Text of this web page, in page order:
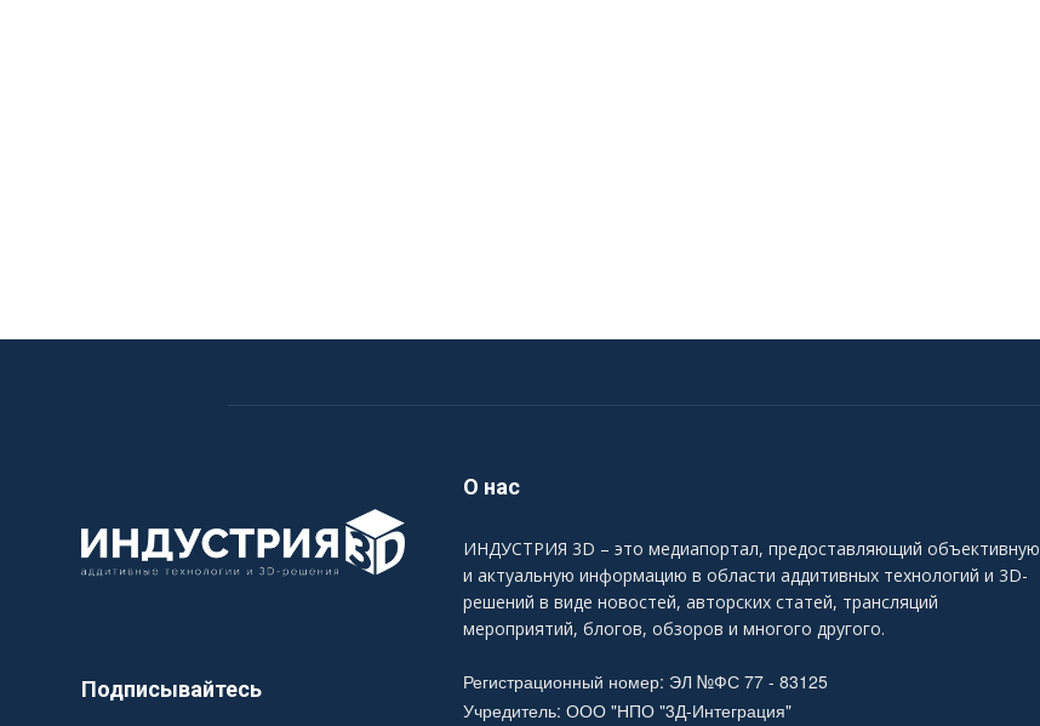
О нас
ИНДУСТРИЯ 3D – это медиапортал, предоставляющий объективную
и актуальную информацию в области аддитивных технологий и 3D-
решений в виде новостей, авторских статей, трансляций
мероприятий, блогов, обзоров и многого другого.
Подписывайтесь
Регистрационный номер: ЭЛ №ФС 77 - 83125
Учредитель: ООО "НПО "3Д-Интеграция"